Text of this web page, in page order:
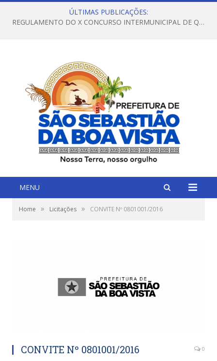
ÚLTIMAS PUBLICAÇÕES:
REGULAMENTO DO X CONCURSO INTERMUNICIPAL DE QUADRILHAS JUNINAS – 2026 – ARRAIÁ DA VENEZA
MENU
Home » Licitações » CONVITE Nº 0801001/2016
CONVITE Nº 0801001/2016 0